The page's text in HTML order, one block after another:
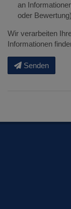
an
oder
Wir verarbeiten
Informationen
Senden